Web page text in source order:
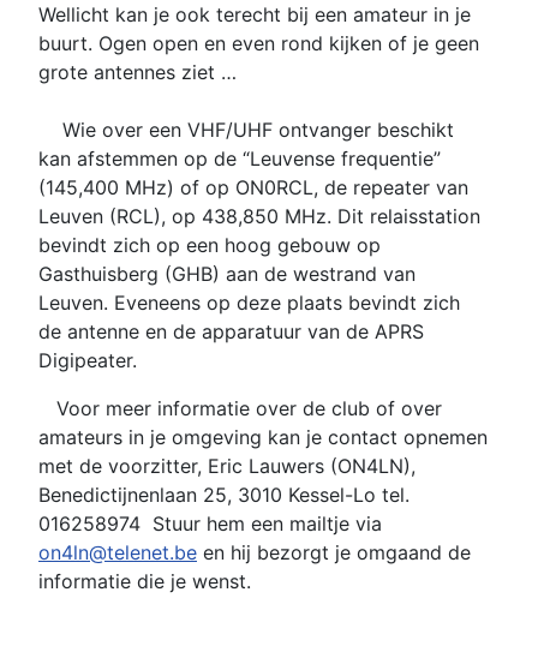
Wellicht kan je ook terecht bij een amateur in je
buurt. Ogen open en even rond kijken of je geen
grote antennes ziet …
Wie over een VHF/UHF ontvanger beschikt
kan afstemmen op de “Leuvense frequentie”
(145,400 MHz) of op ON0RCL, de repeater van
Leuven (RCL), op 438,850 MHz. Dit relaisstation
bevindt zich op een hoog gebouw op
Gasthuisberg (GHB) aan de westrand van
Leuven. Eveneens op deze plaats bevindt zich
de antenne en de apparatuur van de APRS
Digipeater.
Voor meer informatie over de club of over
amateurs in je omgeving kan je contact opnemen
met de voorzitter, Eric Lauwers (ON4LN),
Benedictijnenlaan 25, 3010 Kessel-Lo tel.
016258974 Stuur hem een mailtje via
on4ln@telenet.be en hij bezorgt je omgaand de
informatie die je wenst.